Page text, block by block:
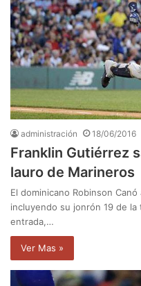
administración 18/06/2016
Franklin Gutiérrez
lauro de Marineros
El dominicano Robinson
incluyendo su jonrón 19 de
entrada,…
Ver Mas »